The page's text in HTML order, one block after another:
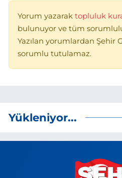
Yorum yazarak topluluk
bulunuyor ve tüm
Yazılan yorumlardan Şehir
sorumlu tutulamaz.
Yükleniyor...